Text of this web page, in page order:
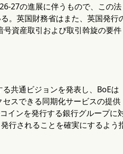
27の進展に伴うもので、この法
。英国財務省はまた、英国発行
資産取引および取引斡旋の要件
共通ビジョンを発表し、BoEは
スできる同期化サービスの提供
インを発行する銀行グループに
行されることを確実にするよう